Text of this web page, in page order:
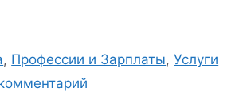
, Профессии и Зарплаты,Услуги